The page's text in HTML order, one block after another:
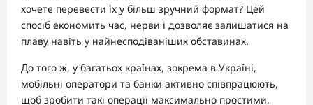
хочете перевести їх у більш зручний формат? Цей
спосіб економить час, нерви і дозволяє залишатися на
плаву навіть у найнесподіваніших обставинах.
До того ж, у багатьох країнах, зокрема в Україні,
мобільні оператори та банки активно співпрацюють,
щоб зробити такі операції максимально простими.